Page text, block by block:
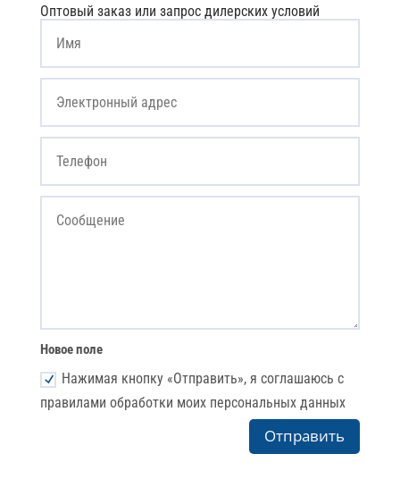
Оптовый заказ или запрос дилерских условий
Новое поле
Нажимая кнопку «Отправить», я соглашаюсь с
правилами обработки моих персональных данных
Отправить